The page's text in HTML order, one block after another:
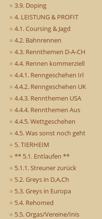
3.9. Doping
4. LEISTUNG & PROFIT
4.1. Coursing & Jagd
4.2. Bahnrennen
4.3. Rennthemen D-A-CH
4.4. Rennen kommerziell
4.4.1. Renngeschehen Irl
4.4.2. Renngeschehen UK
4.4.3. Rennthemen USA
4.4.4. Rennthemen Aus
4.4.5. Wettgeschehen
4.5. Was sonst noch geht
5. TIERHEIM
** 5.1. Entlaufen **
5.1.1. Streuner zurück
5.2. Greys in D,A,Ch
5.3. Greys in Europa
5.4. Rehomed
5.5. Orgas/Vereine/Inis